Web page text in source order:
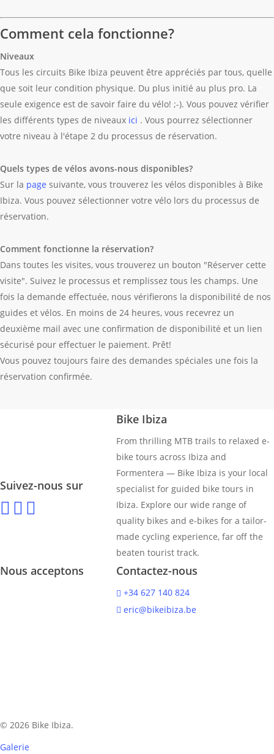
Comment cela fonctionne?
Niveaux
Tous les circuits Bike Ibiza peuvent être appréciés par tous, quelle
que soit leur condition physique. Du plus initié au plus pro. La
seule exigence est de savoir faire du vélo! ;-). Vous pouvez vérifier
les différents types de niveaux ici . Vous pourrez sélectionner
votre niveau à l'étape 2 du processus de réservation.
Quels types de vélos avons-nous disponibles?
Sur la page suivante, vous trouverez les vélos disponibles à Bike
Ibiza. Vous pouvez sélectionner votre vélo lors du processus de
réservation.
Comment fonctionne la réservation?
Dans toutes les visites, vous trouverez un bouton "Réserver cette
visite". Suivez le processus et remplissez tous les champs. Une
fois la demande effectuée, nous vérifierons la disponibilité de nos
guides et vélos. En moins de 24 heures, vous recevrez un
deuxième mail avec une confirmation de disponibilité et un lien
sécurisé pour effectuer le paiement. Prêt!
Vous pouvez toujours faire des demandes spéciales une fois la
réservation confirmée.
Suivez-nous sur
Bike Ibiza
From thrilling MTB trails to relaxed e-
bike tours across Ibiza and
Formentera — Bike Ibiza is your local
specialist for guided bike tours in
Ibiza. Explore our wide range of
quality bikes and e-bikes for a tailor-
made cycling experience, far off the
beaten tourist track.
Nous acceptons Contactez-nous
+34 627 140 824
eric@bikeibiza.be
© 2026 Bike Ibiza.
Galerie